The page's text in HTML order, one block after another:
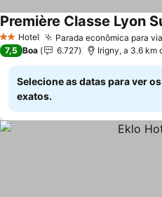
2 Estrelas
Hotel Parada econômica para
Première Classe Lyon
7,5 Boa 6.727 Irigny, a 3.6 km
Selecione as datas para ver
exatos.